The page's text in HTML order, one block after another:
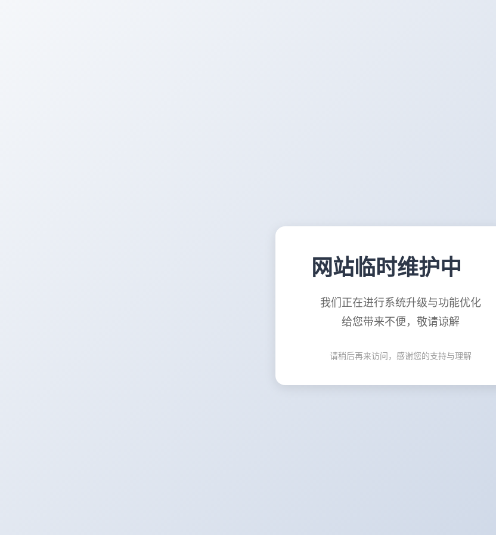
网站临时维护中
我们正在进行系统升级与功能优化
给您带来不便，敬请谅解
请稍后再来访问，感谢您的支持与理解